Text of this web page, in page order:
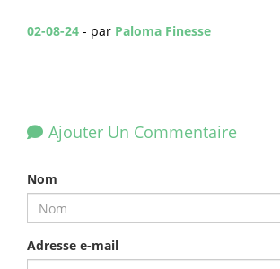
02-08-24 - par Paloma Finesse
Ajouter Un Commentaire
Nom
Adresse e-mail